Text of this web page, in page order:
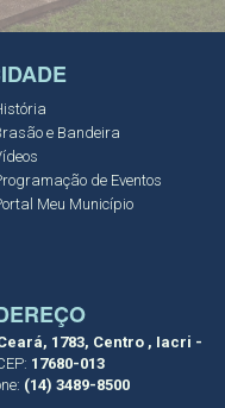
e Bandeira
de Eventos
Meu Município
1783, Centro , Iacri -
17680-013
(14) 3489-8500